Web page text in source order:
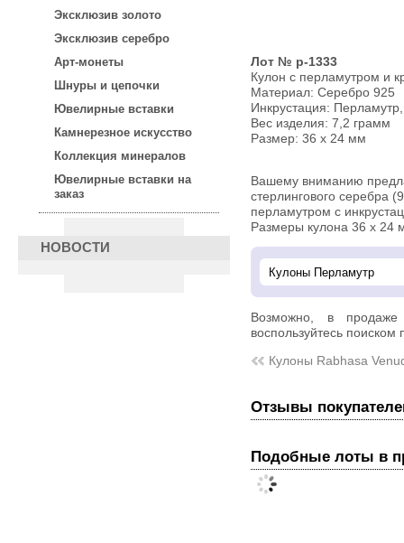
Эксклюзив золото
Эксклюзив серебро
Арт-монеты
Шнуры и цепочки
Ювелирные вставки
Камнерезное искусство
Коллекция минералов
Ювелирные вставки на
заказ
НОВОСТИ
Лот № p-1333
Кулон с перламутром и
Материал: Серебро 925
Инкрустация:
Вес изделия: 7,2 грамм
Размер: 36 х 24 мм
Вашему вниманию
стерлингового серебра
перламутром с
Размеры кулона 36 х 24
Возможно, в
воспользуйтесь поиском
Кулоны Rabhasa
Отзывы
Подобные лоты в